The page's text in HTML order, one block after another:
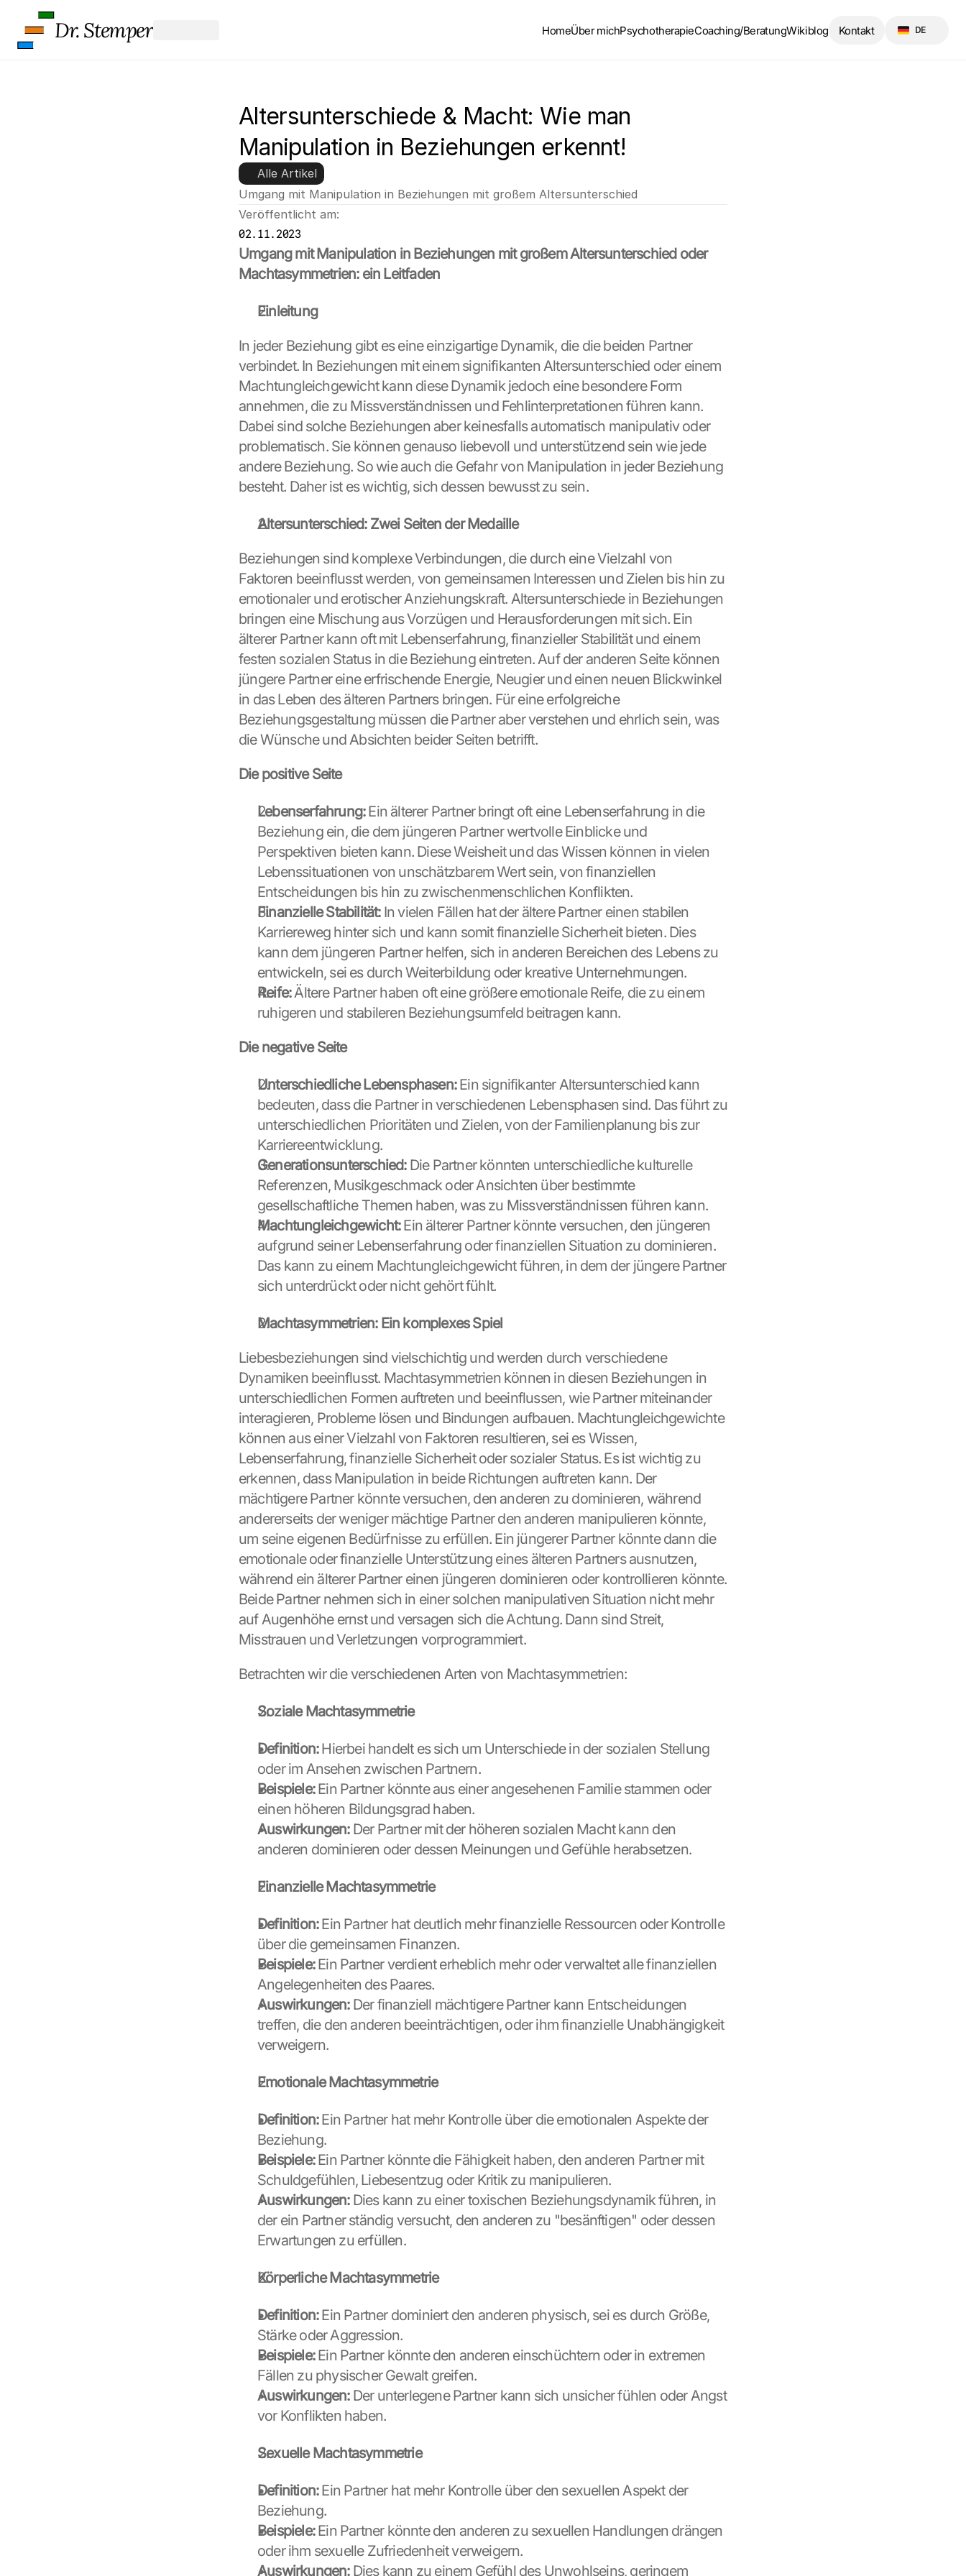
Altersunterschiede & Macht: Wie man
Manipulation in Beziehungen erkennt!
Alle Artikel
Umgang mit Manipulation in Beziehungen mit großem Altersunterschied
Veröffentlicht am:
02.11.2023
Umgang mit Manipulation in Beziehungen mit großem Altersunterschied oder
Machtasymmetrien: ein Leitfaden
Einleitung
In jeder Beziehung gibt es eine einzigartige Dynamik, die die beiden Partner
verbindet. In Beziehungen mit einem signifikanten Altersunterschied oder einem
Machtungleichgewicht kann diese Dynamik jedoch eine besondere Form
annehmen, die zu Missverständnissen und Fehlinterpretationen führen kann.
Dabei sind solche Beziehungen aber keinesfalls automatisch manipulativ oder
problematisch. Sie können genauso liebevoll und unterstützend sein wie jede
andere Beziehung. So wie auch die Gefahr von Manipulation in jeder Beziehung
besteht. Daher ist es wichtig, sich dessen bewusst zu sein.
Altersunterschied: Zwei Seiten der Medaille
Beziehungen sind komplexe Verbindungen, die durch eine Vielzahl von
Faktoren beeinflusst werden, von gemeinsamen Interessen und Zielen bis hin zu
emotionaler und erotischer Anziehungskraft. Altersunterschiede in Beziehungen
bringen eine Mischung aus Vorzügen und Herausforderungen mit sich. Ein
älterer Partner kann oft mit Lebenserfahrung, finanzieller Stabilität und einem
festen sozialen Status in die Beziehung eintreten. Auf der anderen Seite können
jüngere Partner eine erfrischende Energie, Neugier und einen neuen Blickwinkel
in das Leben des älteren Partners bringen. Für eine erfolgreiche
Beziehungsgestaltung müssen die Partner aber verstehen und ehrlich sein, was
die Wünsche und Absichten beider Seiten betrifft.
Die positive Seite
Lebenserfahrung: Ein älterer Partner bringt oft eine Lebenserfahrung in die
Beziehung ein, die dem jüngeren Partner wertvolle Einblicke und
Perspektiven bieten kann. Diese Weisheit und das Wissen können in vielen
Lebenssituationen von unschätzbarem Wert sein, von finanziellen
Entscheidungen bis hin zu zwischenmenschlichen Konflikten.
Finanzielle Stabilität: In vielen Fällen hat der ältere Partner einen stabilen
Karriereweg hinter sich und kann somit finanzielle Sicherheit bieten. Dies
kann dem jüngeren Partner helfen, sich in anderen Bereichen des Lebens zu
entwickeln, sei es durch Weiterbildung oder kreative Unternehmungen.
Reife: Ältere Partner haben oft eine größere emotionale Reife, die zu einem
ruhigeren und stabileren Beziehungsumfeld beitragen kann.
Die negative Seite
Unterschiedliche Lebensphasen: Ein signifikanter Altersunterschied kann
bedeuten, dass die Partner in verschiedenen Lebensphasen sind. Das führt zu
unterschiedlichen Prioritäten und Zielen, von der Familienplanung bis zur
Karriereentwicklung.
Generationsunterschied: Die Partner könnten unterschiedliche kulturelle
Referenzen, Musikgeschmack oder Ansichten über bestimmte
gesellschaftliche Themen haben, was zu Missverständnissen führen kann.
Machtungleichgewicht: Ein älterer Partner könnte versuchen, den jüngeren
aufgrund seiner Lebenserfahrung oder finanziellen Situation zu dominieren.
Das kann zu einem Machtungleichgewicht führen, in dem der jüngere Partner
sich unterdrückt oder nicht gehört fühlt.
Machtasymmetrien: Ein komplexes Spiel
Liebesbeziehungen sind vielschichtig und werden durch verschiedene
Dynamiken beeinflusst. Machtasymmetrien können in diesen Beziehungen in
unterschiedlichen Formen auftreten und beeinflussen, wie Partner miteinander
interagieren, Probleme lösen und Bindungen aufbauen. Machtungleichgewichte
können aus einer Vielzahl von Faktoren resultieren, sei es Wissen,
Lebenserfahrung, finanzielle Sicherheit oder sozialer Status. Es ist wichtig zu
erkennen, dass Manipulation in beide Richtungen auftreten kann. Der
mächtigere Partner könnte versuchen, den anderen zu dominieren, während
andererseits der weniger mächtige Partner den anderen manipulieren könnte,
um seine eigenen Bedürfnisse zu erfüllen. Ein jüngerer Partner könnte dann die
emotionale oder finanzielle Unterstützung eines älteren Partners ausnutzen,
während ein älterer Partner einen jüngeren dominieren oder kontrollieren könnte.
Beide Partner nehmen sich in einer solchen manipulativen Situation nicht mehr
auf Augenhöhe ernst und versagen sich die Achtung. Dann sind Streit,
Misstrauen und Verletzungen vorprogrammiert.
Betrachten wir die verschiedenen Arten von Machtasymmetrien:
Soziale Machtasymmetrie
Definition: Hierbei handelt es sich um Unterschiede in der sozialen Stellung
oder im Ansehen zwischen Partnern.
Beispiele: Ein Partner könnte aus einer angesehenen Familie stammen oder
einen höheren Bildungsgrad haben.
Auswirkungen: Der Partner mit der höheren sozialen Macht kann den
anderen dominieren oder dessen Meinungen und Gefühle herabsetzen.
Finanzielle Machtasymmetrie
Definition: Ein Partner hat deutlich mehr finanzielle Ressourcen oder Kontrolle
über die gemeinsamen Finanzen.
Beispiele: Ein Partner verdient erheblich mehr oder verwaltet alle finanziellen
Angelegenheiten des Paares.
Auswirkungen: Der finanziell mächtigere Partner kann Entscheidungen
treffen, die den anderen beeinträchtigen, oder ihm finanzielle Unabhängigkeit
verweigern.
Emotionale Machtasymmetrie
Definition: Ein Partner hat mehr Kontrolle über die emotionalen Aspekte der
Beziehung.
Beispiele: Ein Partner könnte die Fähigkeit haben, den anderen Partner mit
Schuldgefühlen, Liebesentzug oder Kritik zu manipulieren.
Auswirkungen: Dies kann zu einer toxischen Beziehungsdynamik führen, in
der ein Partner ständig versucht, den anderen zu "besänftigen" oder dessen
Erwartungen zu erfüllen.
Körperliche Machtasymmetrie
Definition: Ein Partner dominiert den anderen physisch, sei es durch Größe,
Stärke oder Aggression.
Beispiele: Ein Partner könnte den anderen einschüchtern oder in extremen
Fällen zu physischer Gewalt greifen.
Auswirkungen: Der unterlegene Partner kann sich unsicher fühlen oder Angst
vor Konflikten haben.
Sexuelle Machtasymmetrie
Definition: Ein Partner hat mehr Kontrolle über den sexuellen Aspekt der
Beziehung.
Beispiele: Ein Partner könnte den anderen zu sexuellen Handlungen drängen
oder ihm sexuelle Zufriedenheit verweigern.
Auswirkungen: Dies kann zu einem Gefühl des Unwohlseins, geringem
Dr. Stemper HomeÜber michPsychotherapieCoaching/BeratungWikiblog Kontakt DE